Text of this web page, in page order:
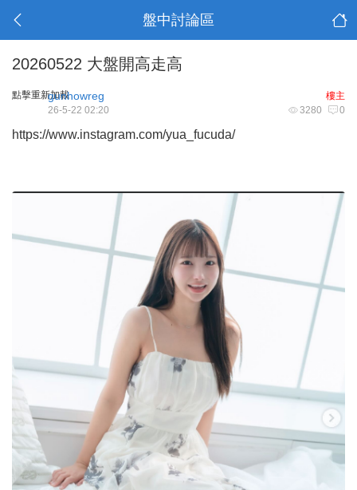
盤中討論區
20260522 大盤開高走高
點擊重新加載 樓主
gunhowreg
3280 0
26-5-22 02:20
https://www.instagram.com/yua_fucuda/